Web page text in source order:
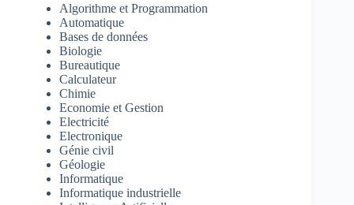
Algorithme et Programmation
Automatique
Bases de données
Biologie
Bureautique
Calculateur
Chimie
Economie et Gestion
Electricité
Electronique
Génie civil
Géologie
Informatique
Informatique industrielle